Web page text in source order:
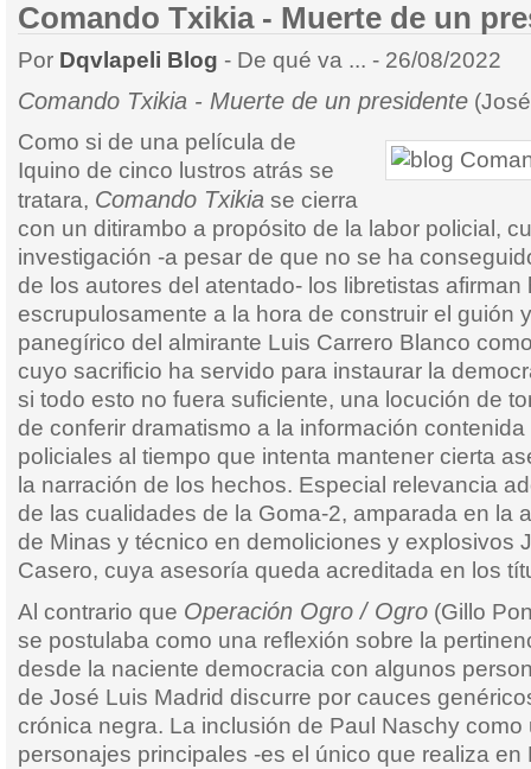
Comando Txikia - Muerte de un
Por Dqvlapeli Blog - De qué va ... - 26/08/2022
Comando Txikia - Muerte de un presidente
Como si de una película de
Iquino de cinco lustros atrás se
tratara, Comando Txikia se cierra
con un ditirambo a propósito de la labor policial,
investigación -a pesar de que no se ha
de los autores del atentado- los libretistas afirman
escrupulosamente a la hora de construir el guión
panegírico del almirante Luis Carrero Blanco
cuyo sacrificio ha servido para instaurar la
si todo esto no fuera suficiente, una locución de
de conferir dramatismo a la información
policiales al tiempo que intenta mantener cierta
la narración de los hechos. Especial relevancia
de las cualidades de la Goma-2, amparada en la
de Minas y técnico en demoliciones y explosivos
Casero, cuya asesoría queda acreditada en los
Al contrario que Operación Ogro / Ogro (Gillo
se postulaba como una reflexión sobre la
desde la naciente democracia con algunos
de José Luis Madrid discurre por cauces
crónica negra. La inclusión de Paul Naschy como
personajes principales -es el único que realiza en